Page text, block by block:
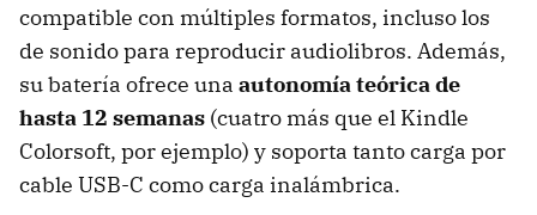
compatible con múltiples formatos, incluso los
de sonido para reproducir audiolibros. Además,
su batería ofrece una autonomía teórica de
hasta 12 semanas (cuatro más que el Kindle
Colorsoft, por ejemplo) y soporta tanto carga por
cable USB-C como carga inalámbrica.